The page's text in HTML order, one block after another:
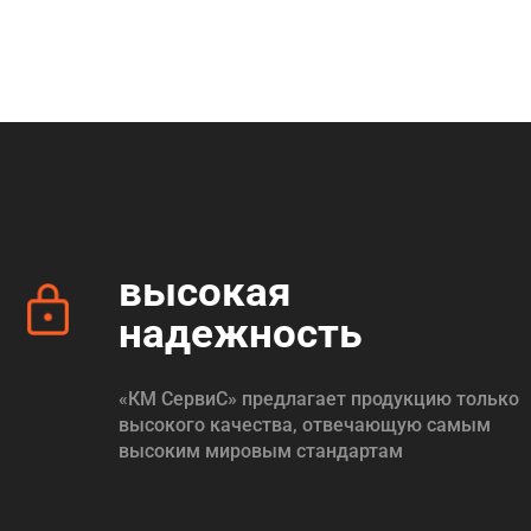
высокая
надежность
«КМ СервиС» предлагает продукцию только
высокого качества, отвечающую самым
высоким мировым стандартам